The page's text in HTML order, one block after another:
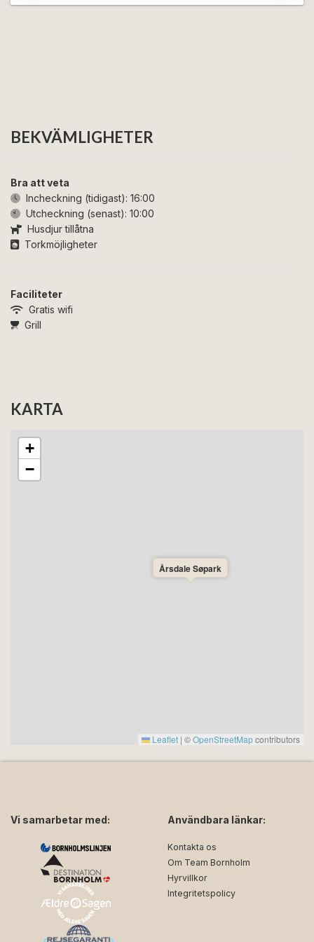
BEKVÄMLIGHETER
Bra att veta
Incheckning (tidigast): 16:00
Utcheckning (senast): 10:00
Husdjur tillåtna
Torkmöjligheter
Faciliteter
Gratis wifi
Grill
KARTA
Årsdale Søpark
+
−
Leaflet | ©OpenStreetMapcontributors
Vi samarbetar med: Användbara länkar:
Kontakta os
Om Team Bornholm
Hyrvillkor
Integritetspolicy